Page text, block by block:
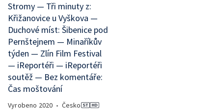
Stromy — Tři minuty z:
Křižanovice u Vyškova —
Duchové míst: Šibenice pod
Pernštejnem — Minaříkův
týden — Zlín Film Festival
— iReportéři — iReportéři
soutěž — Bez komentáře:
Čas moštování
Vyrobeno 2020 • Česko